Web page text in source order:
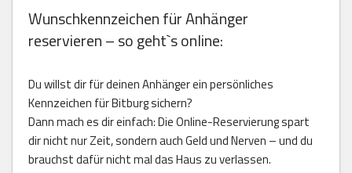
Wunschkennzeichen für Anhänger
reservieren – so geht`s online:
Du willst dir für deinen Anhänger ein persönliches
Kennzeichen für Bitburg sichern?
Dann mach es dir einfach: Die Online-Reservierung spart
dir nicht nur Zeit, sondern auch Geld und Nerven – und du
brauchst dafür nicht mal das Haus zu verlassen.